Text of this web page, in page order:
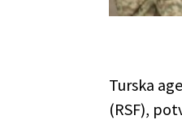
Turska
(RSF),